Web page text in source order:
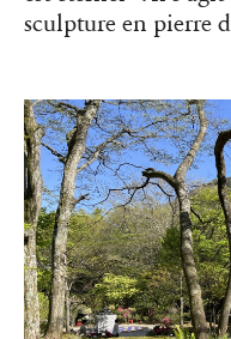
sculpture en pierre